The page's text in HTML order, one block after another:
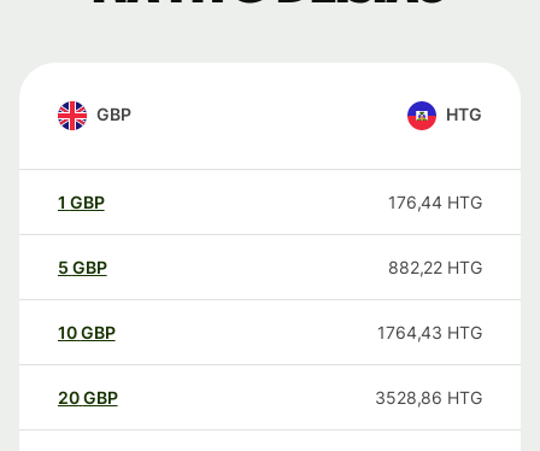
GBP HTG
1 GBP 176,44 HTG
5 GBP 882,22 HTG
10GBP 1764,43 HTG
20GBP 3528,86 HTG